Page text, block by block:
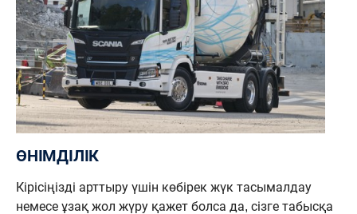
ӨНІМДІЛІК
Кірісіңізді арттыру үшін көбірек жүк тасымалдау
немесе ұзақ жол жүру қажет болса да, сізге табысқа